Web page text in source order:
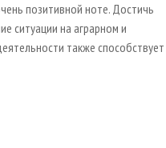
позитивной ноте. Достичь
ситуации на аграрном и
также способствует